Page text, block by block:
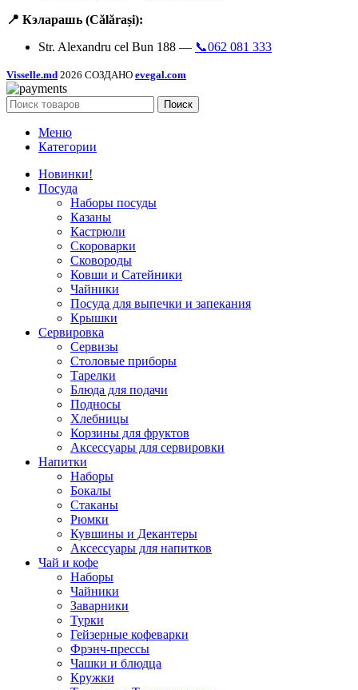
📍 Кэларашь (Călărași):
Str. Alexandru cel Bun 188 — 📞062 081 333
Visselle.md 2026 СОЗДАНО evegal.com
Поиск
Меню
Категории
Новинки!
Посуда
Наборы посуды
Казаны
Кастрюли
Скороварки
Сковороды
Ковши и Сатейники
Чайники
Посуда для выпечки и запекания
Крышки
Сервировка
Сервизы
Столовые приборы
Тарелки
Блюда для подачи
Подносы
Хлебницы
Корзины для фруктов
Аксессуары для сервировки
Напитки
Наборы
Бокалы
Стаканы
Рюмки
Кувшины и Декантеры
Аксессуары для напитков
Чай и кофе
Наборы
Чайники
Заварники
Турки
Гейзерные кофеварки
Фрэнч-прессы
Чашки и блюдца
Кружки